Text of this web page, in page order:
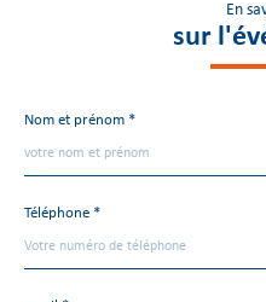
En
sur
Fieldset
Nom et prénom *
Téléphone *